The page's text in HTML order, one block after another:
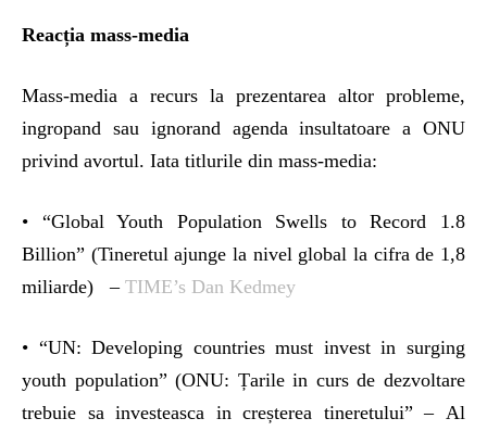
Reacția mass-media
Mass-media a recurs la prezentarea altor probleme,
ingropand sau ignorand agenda insultatoare a ONU
privind avortul. Iata titlurile din mass-media:
• “Global Youth Population Swells to Record 1.8
Billion” (Tineretul ajunge la nivel global la cifra de 1,8
miliarde) – TIME’s Dan Kedmey
• “UN: Developing countries must invest in surging
youth population” (ONU: Țarile in curs de dezvoltare
trebuie sa investeasca in creșterea tineretului” – Al